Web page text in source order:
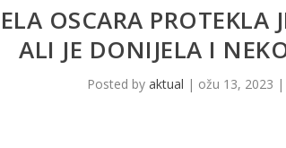
OSCARA
ALI JE DONIJELA I
Posted by aktual | ožu 13, 2023 |